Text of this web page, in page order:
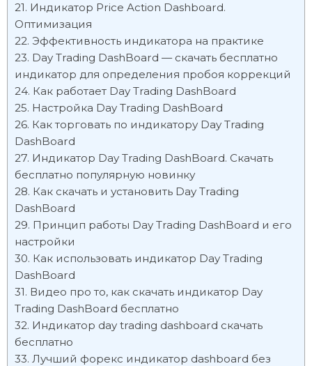
Индикатор Price Action Dashboard.
Оптимизация
Эффективность индикатора на практике
Day Trading DashBoard — скачать бесплатно
индикатор для определения пробоя коррекций
Как работает Day Trading DashBoard
Настройка Day Trading DashBoard
Как торговать по индикатору Day Trading
DashBoard
Индикатор Day Trading DashBoard. Скачать
бесплатно популярную новинку
Как скачать и установить Day Trading
DashBoard
Принцип работы Day Trading DashBoard и его
настройки
Как использовать индикатор Day Trading
DashBoard
Видео про то, как скачать индикатор Day
Trading DashBoard бесплатно
Индикатор day trading dashboard скачать
бесплатно
Лучший форекс индикатор dashboard без